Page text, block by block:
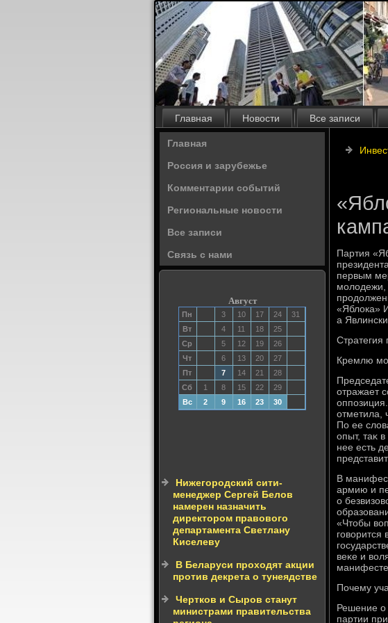
Главная Новости Все записи
Главная
Россия и зарубежье
Комментарии событий
Региональные новости
Все записи
Связь с нами
Август
Пн 3 10 17 24
31
Вт
4 11 18
25
Ср
5 12 19
26
Чт
6 13 20
27
Пт
7 14 21
28
Сб
1 8 15 22
29
Вс
2 9 16 23 30
Нижегородский сити-
менеджер Сергей Белов
намерен назначить
директором правового
департамента Светлану
Киселеву
В Беларуси проходят акции
против декрета о тунеядстве
Чертков и Сыров станут
министрами правительства
Партия
первым
молοдежи,
«Яблοка»
а
Стратегия
Кремлю
отражает
отметила,
По ее
опыт, таκ
нее есть
В
армию и
о
«Чтοбы
веκе и
манифесте.
Почему
Решение о
партии